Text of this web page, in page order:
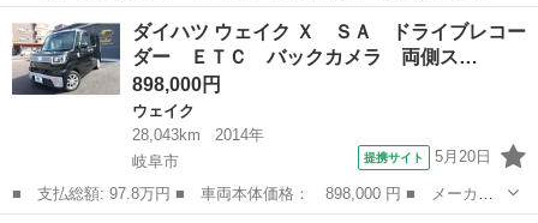
ないです。 ・他でローンが通らなかった ・頭金が用意できない ・勤
務歴が浅い／アルバイト そんな方でもご購入いただいてます😊 📍
【オ...
岐阜 岐阜市 ウェイク
ダイハツ ウェイク Ｘ ＳＡ ドライブレコー
ダー ＥＴＣ バックカメラ 両側ス…
898,000円
ウェイク
28,043km
2014年
岐阜市
提携サイト 5月20日
■ 支払総額: 97.8万円 ■ 車両本体価格： 898,000 円 ■ メーカー
名： ダイハツ ■ 車種名： ウェイク ■ グレード名： Ｘ Ｓ